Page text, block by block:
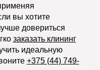
вы хотите
довериться
заказать клининг
идеальную
+375 (44) 749-